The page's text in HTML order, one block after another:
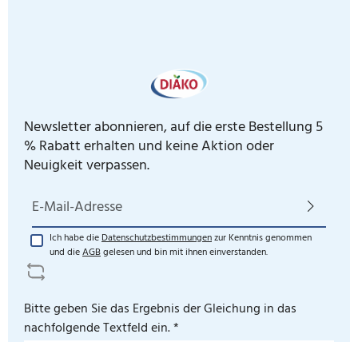
Newsletter abonnieren, auf die erste Bestellung 5
% Rabatt erhalten und keine Aktion oder
Neuigkeit verpassen.
E-Mail-Adresse*
Ich habe dieDatenschutzbestimmungenzur Kenntnis genommen
und dieAGBgelesen und bin mit ihnen einverstanden.
Bitte geben Sie das Ergebnis der Gleichung in das
nachfolgende Textfeld ein. *